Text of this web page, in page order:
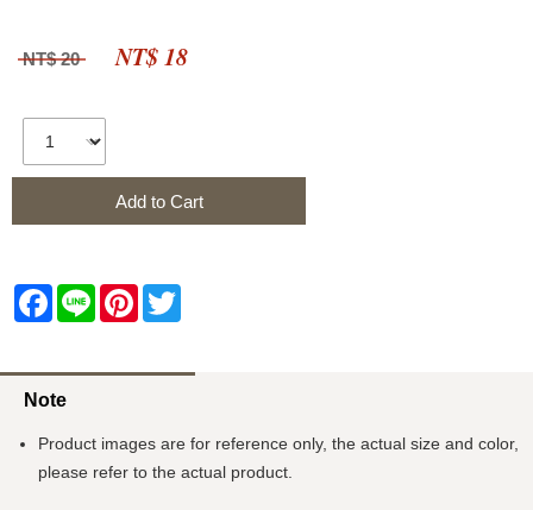
NT$ 20 NT$ 18
Add to Cart
Facebook
Line Pinterest
Note
Product images are for reference only, the actual size and color,
please refer to the actual product.